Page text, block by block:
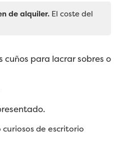
de alquiler. El coste del
cuños para lacrar sobres o
de escritorio